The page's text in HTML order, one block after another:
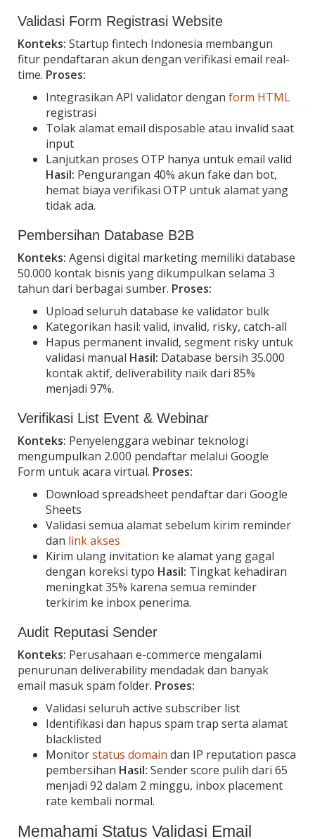
Validasi Form Registrasi Website
Konteks: Startup fintech Indonesia membangun
fitur pendaftaran akun dengan verifikasi email real-
time. Proses:
Integrasikan API validator dengan form HTML
registrasi
Tolak alamat email disposable atau invalid saat
input
Lanjutkan proses OTP hanya untuk email valid
Hasil: Pengurangan 40% akun fake dan bot,
hemat biaya verifikasi OTP untuk alamat yang
tidak ada.
Pembersihan Database B2B
Konteks: Agensi digital marketing memiliki database
50.000 kontak bisnis yang dikumpulkan selama 3
tahun dari berbagai sumber. Proses:
Upload seluruh database ke validator bulk
Kategorikan hasil: valid, invalid, risky, catch-all
Hapus permanent invalid, segment risky untuk
validasi manual Hasil: Database bersih 35.000
kontak aktif, deliverability naik dari 85%
menjadi 97%.
Verifikasi List Event & Webinar
Konteks: Penyelenggara webinar teknologi
mengumpulkan 2.000 pendaftar melalui Google
Form untuk acara virtual. Proses:
Download spreadsheet pendaftar dari Google
Sheets
Validasi semua alamat sebelum kirim reminder
dan link akses
Kirim ulang invitation ke alamat yang gagal
dengan koreksi typo Hasil: Tingkat kehadiran
meningkat 35% karena semua reminder
terkirim ke inbox penerima.
Audit Reputasi Sender
Konteks: Perusahaan e-commerce mengalami
penurunan deliverability mendadak dan banyak
email masuk spam folder. Proses:
Validasi seluruh active subscriber list
Identifikasi dan hapus spam trap serta alamat
blacklisted
Monitorstatus domain dan IP reputation pasca
pembersihan Hasil: Sender score pulih dari 65
menjadi 92 dalam 2 minggu, inbox placement
rate kembali normal.
Memahami Status Validasi Email